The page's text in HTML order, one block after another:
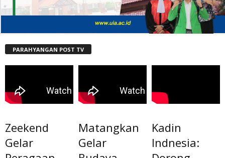
PARAHYANGAN POST TV
Zeekend
Gelar
Matangkan
Gelar
Kadin
Indnesia: